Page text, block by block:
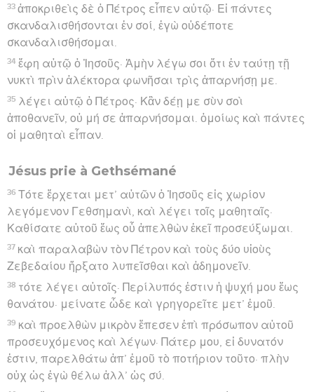
33 ἀποκριθεὶς δὲ ὁ Πέτρος εἶπεν αὐτῷ· Εἰ πάντες
σκανδαλισθήσονται ἐν σοί, ἐγὼ οὐδέποτε
σκανδαλισθήσομαι.
34 ἔφη αὐτῷ ὁ Ἰησοῦς· Ἀμὴν λέγω σοι ὅτι ἐν ταύτῃ τῇ
νυκτὶ πρὶν ἀλέκτορα φωνῆσαι τρὶς ἀπαρνήσῃ με.
35 λέγει αὐτῷ ὁ Πέτρος· Κἂν δέῃ με σὺν σοὶ
ἀποθανεῖν, οὐ μή σε ἀπαρνήσομαι. ὁμοίως καὶ πάντες
οἱ μαθηταὶ εἶπαν.
Jésus prie à Gethsémané
36 Τότε ἔρχεται μετ’ αὐτῶν ὁ Ἰησοῦς εἰς χωρίον
λεγόμενον Γεθσημανὶ, καὶ λέγει τοῖς μαθηταῖς·
Καθίσατε αὐτοῦ ἕως οὗ ἀπελθὼν ἐκεῖ προσεύξωμαι.
37 καὶ παραλαβὼν τὸν Πέτρον καὶ τοὺς δύο υἱοὺς
Ζεβεδαίου ἤρξατο λυπεῖσθαι καὶ ἀδημονεῖν.
38 τότε λέγει αὐτοῖς· Περίλυπός ἐστιν ἡ ψυχή μου ἕως
θανάτου· μείνατε ὧδε καὶ γρηγορεῖτε μετ’ ἐμοῦ.
39 καὶ προελθὼν μικρὸν ἔπεσεν ἐπὶ πρόσωπον αὐτοῦ
προσευχόμενος καὶ λέγων· Πάτερ μου, εἰ δυνατόν
ἐστιν, παρελθάτω ἀπ’ ἐμοῦ τὸ ποτήριον τοῦτο· πλὴν
οὐχ ὡς ἐγὼ θέλω ἀλλ’ ὡς σύ.